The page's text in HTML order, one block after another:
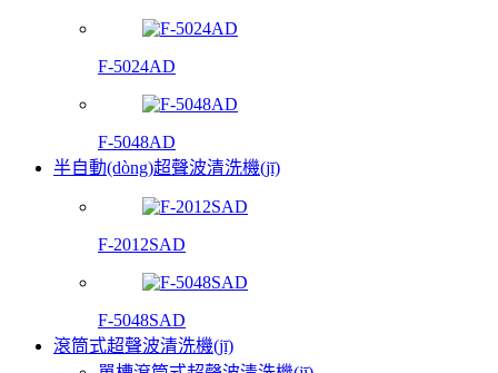
F-5024AD
F-5048AD
半自動(dòng)超聲波清洗機(jī)
F-2012SAD
F-5048SAD
滾筒式超聲波清洗機(jī)